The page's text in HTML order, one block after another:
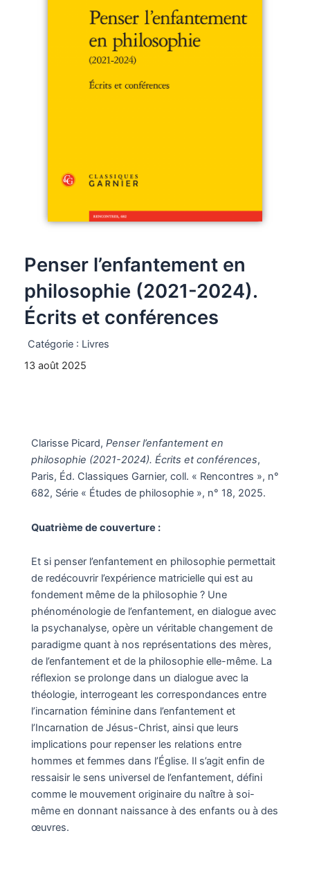
Penser l’enfantement en
philosophie (2021-2024).
Écrits et conférences
Catégorie : Livres
13 août 2025
Clarisse Picard, Penser l’enfantement en
philosophie (2021-2024). Écrits et conférences,
Paris, Éd. Classiques Garnier, coll. « Rencontres », n°
682, Série « Études de philosophie », n° 18, 2025.
Quatrième de couverture :
Et si penser l’enfantement en philosophie permettait
de redécouvrir l’expérience matricielle qui est au
fondement même de la philosophie ? Une
phénoménologie de l’enfantement, en dialogue avec
la psychanalyse, opère un véritable changement de
paradigme quant à nos représentations des mères,
de l’enfantement et de la philosophie elle-même. La
réflexion se prolonge dans un dialogue avec la
théologie, interrogeant les correspondances entre
l’incarnation féminine dans l’enfantement et
l’Incarnation de Jésus-Christ, ainsi que leurs
implications pour repenser les relations entre
hommes et femmes dans l’Église. Il s’agit enfin de
ressaisir le sens universel de l’enfantement, défini
comme le mouvement originaire du naître à soi-
même en donnant naissance à des enfants ou à des
œuvres.